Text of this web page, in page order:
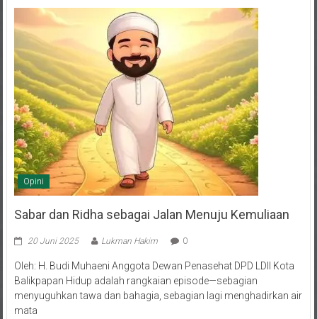
Opini
Sabar dan Ridha sebagai Jalan Menuju Kemuliaan
Balikpapan Hidup adalah rangkaian episode—sebagian
menyuguhkan tawa dan bahagia, sebagian lagi menghadirkan air
mata